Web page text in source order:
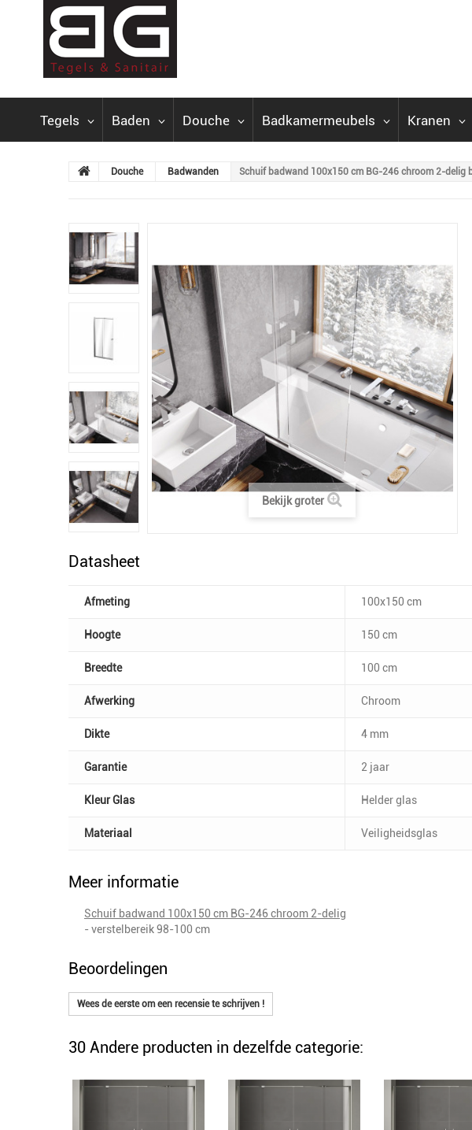
Tegels Baden Douche Badkamermeubels Kranen
Douche Badwanden Schuif badwand 100x150 cm BG-246 chroom 2-delig
Bekijk groter
Datasheet
Afmeting 100x150 cm
Hoogte 150 cm
Breedte 100 cm
Afwerking Chroom
Dikte 4 mm
Garantie 2 jaar
Kleur Glas Helder glas
Materiaal Veiligheidsglas
Meer informatie
Schuif badwand 100x150 cm BG-246 chroom 2-delig
- verstelbereik 98-100 cm
Beoordelingen
Wees de eerste om een recensie te schrijven !
30 Andere producten in dezelfde categorie: